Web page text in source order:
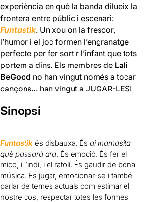
experiència en què la banda dilueix la
frontera entre públic i escenari:
Funtastik. Un xou on la frescor,
l’humor i el joc formen l’engranatge
perfecte per fer sortir l’infant que tots
portem a dins. Els membres de Lali
BeGood no han vingut només a tocar
cançons… han vingut a JUGAR-LES!
Sinopsi
Funtastik és disbauxa. Ésai mamasita
què passarà ara. És emoció. És fer el
mico, i l’indi, i el ratolí. És gaudir de bona
música. És jugar, emocionar-se i també
parlar de temes actuals com estimar el
nostre cos, respectar totes les formes